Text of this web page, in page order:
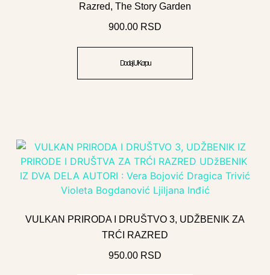
Razred, The Story Garden
900.00 RSD
Dodaj U Korpu
VULKAN PRIRODA I DRUŠTVO 3, UDŽBENIK ZA
TRĆI RAZRED
950.00 RSD